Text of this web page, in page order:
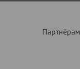
Партнёрам